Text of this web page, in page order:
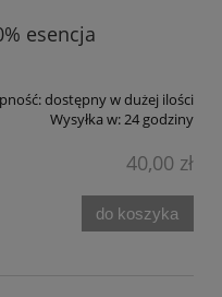
esencja
dostępny w dużej ilości
Wysyłka w:24 godziny
40,00 zł
do koszyka